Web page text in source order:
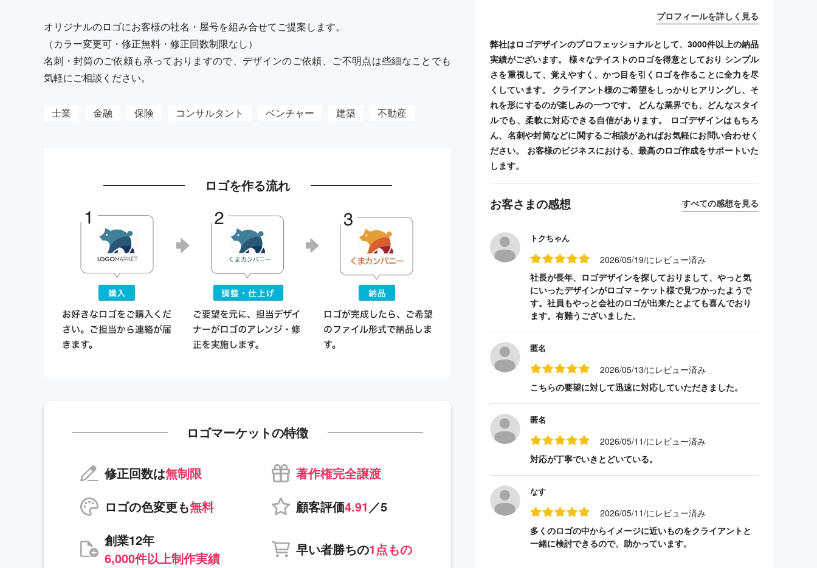
オリジナルのロゴにお客様の社名・屋号を組み合せてご提案します。
（カラー変更可・修正無料・修正回数制限なし）
名刺・封筒のご依頼も承っておりますので、デザインのご依頼、ご不明点は些細なことでも
気軽にご相談ください。
士業 金融 保険 コンサルタント ベンチャー 建築 不動産
ロゴを作る流れ
ロゴマーケットの特徴
修正回数は無制限
著作権完全譲渡
ロゴの色変更も無料 顧客評価4.91 ／5
創業12年
6,000件以上制作実績
早い者勝ちの1点もの
プロフィールを詳しく見る
弊社はロゴデザインのプロフェッショナルとして、3000件以上の納品
実績がございます。 様々なテイストのロゴを得意としており シンプル
さを重視して、覚えやすく、かつ目を引くロゴを作ることに全力を尽
くしています。 クライアント様のご希望をしっかりヒアリングし、そ
れを形にするのが楽しみの一つです。 どんな業界でも、どんなスタイ
ルでも、柔軟に対応できる自信があります。 ロゴデザインはもちろ
ん、名刺や封筒などに関するご相談があればお気軽にお問い合わせく
ださい。 お客様のビジネスにおける、最高のロゴ作成をサポートいた
します。
お客さまの感想 すべての感想を見る
トクちゃん
2026/05/19/にレビュー済み
社長が長年、ロゴデザインを探しておりまして、やっと気
にいったデザインがロゴマ－ケット様で見つかったようで
す。社員もやっと会社のロゴが出来たとよても喜んでおり
ます。有難うございました。
匿名
2026/05/13/にレビュー済み
こちらの要望に対して迅速に対応していただきました。
匿名
2026/05/11/にレビュー済み
対応が丁寧でいきとどいている。
なす
2026/05/11/にレビュー済み
多くのロゴの中からイメージに近いものをクライアントと
一緒に検討できるので、助かっています。